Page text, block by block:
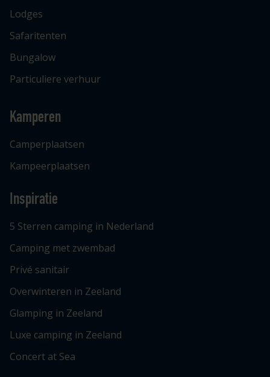
Lodges
Safaritenten
Bungalow
Particuliere verhuur
Kamperen
Camperplaatsen
Kampeerplaatsen
Inspiratie
5 Sterren camping in Nederland
Camping met zwembad
Privé sanitair
Overwinteren in Zeeland
Glamping in Zeeland
Luxe camping in Zeeland
Concert at Sea